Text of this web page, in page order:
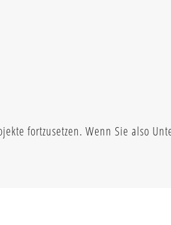
fortzusetzen. Wenn Sie also